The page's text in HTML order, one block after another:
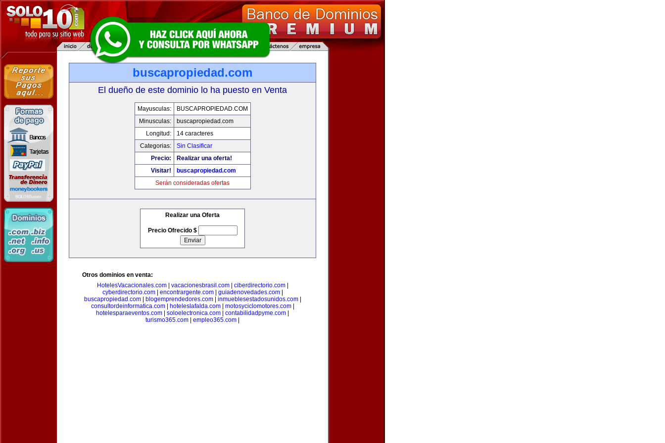
buscapropiedad.com
El dueño de este dominio lo ha puesto en Venta
Mayusculas:
BUSCAPROPIEDAD.COM
Minusculas:
buscapropiedad.com
Longitud:
14 caracteres
Categorias:
Sin Clasificar
Precio:
Realizar una oferta!
Visitar!
buscapropiedad.com
Serán consideradas ofertas
Realizar una Oferta
Precio Ofrecido $
Otros dominios en venta:
HotelesVacacionales.com| vacacionesbrasil.com| ciberdirectorio.com|
cyberdirectorio.com| encontrargente.com| guiadenovedades.com|
buscapropiedad.com| blogemprendedores.com| inmueblesestadosunidos.com|
consultordeinformatica.com| hoteleslafalda.com| motosyciclomotores.com|
hotelesparaeventos.com
soloelectronica.com contabilidadpyme.com
turismo365.com
empleo365.com